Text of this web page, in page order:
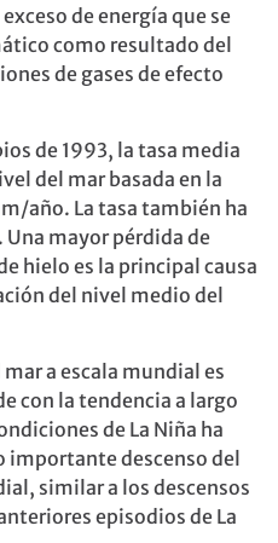
de energía que se
como resultado del
de gases de efecto
de 1993, la tasa media
del mar basada en la
año. La tasa también ha
mayor pérdida de
hielo es la principal causa
del nivel medio del
a escala mundial es
con la tendencia a largo
de La Niña ha
importante descenso del
similar a los descensos
episodios de La